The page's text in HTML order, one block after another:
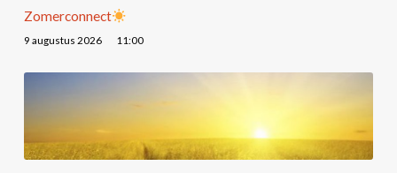
Zomerconnect
9 augustus 2026 11:00